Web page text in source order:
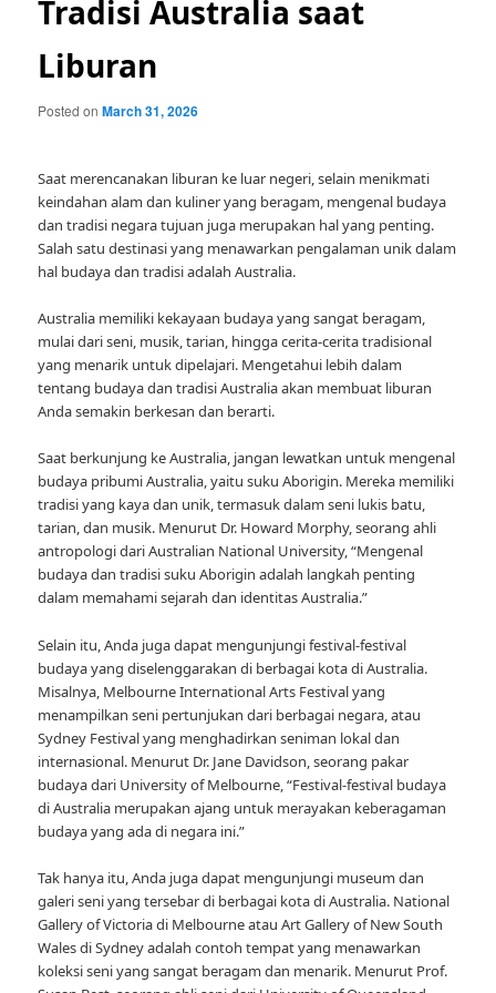
Tradisi Australia saat
Liburan
Posted onMarch 31, 2026
Saat merencanakan liburan ke luar negeri, selain menikmati
keindahan alam dan kuliner yang beragam, mengenal budaya
dan tradisi negara tujuan juga merupakan hal yang penting.
Salah satu destinasi yang menawarkan pengalaman unik dalam
hal budaya dan tradisi adalah Australia.
Australia memiliki kekayaan budaya yang sangat beragam,
mulai dari seni, musik, tarian, hingga cerita-cerita tradisional
yang menarik untuk dipelajari. Mengetahui lebih dalam
tentang budaya dan tradisi Australia akan membuat liburan
Anda semakin berkesan dan berarti.
Saat berkunjung ke Australia, jangan lewatkan untuk mengenal
budaya pribumi Australia, yaitu suku Aborigin. Mereka memiliki
tradisi yang kaya dan unik, termasuk dalam seni lukis batu,
tarian, dan musik. Menurut Dr. Howard Morphy, seorang ahli
antropologi dari Australian National University, “Mengenal
budaya dan tradisi suku Aborigin adalah langkah penting
dalam memahami sejarah dan identitas Australia.”
Selain itu, Anda juga dapat mengunjungi festival-festival
budaya yang diselenggarakan di berbagai kota di Australia.
Misalnya, Melbourne International Arts Festival yang
menampilkan seni pertunjukan dari berbagai negara, atau
Sydney Festival yang menghadirkan seniman lokal dan
internasional. Menurut Dr. Jane Davidson, seorang pakar
budaya dari University of Melbourne, “Festival-festival budaya
di Australia merupakan ajang untuk merayakan keberagaman
budaya yang ada di negara ini.”
Tak hanya itu, Anda juga dapat mengunjungi museum dan
galeri seni yang tersebar di berbagai kota di Australia. National
Gallery of Victoria di Melbourne atau Art Gallery of New South
Wales di Sydney adalah contoh tempat yang menawarkan
koleksi seni yang sangat beragam dan menarik. Menurut Prof.